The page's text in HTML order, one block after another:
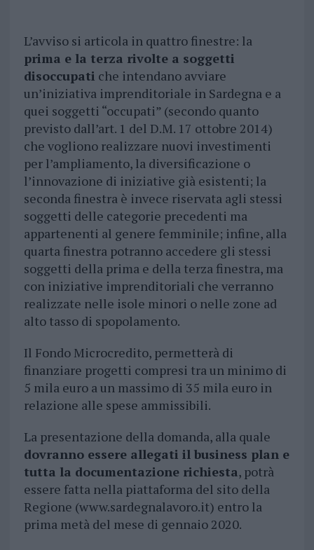
L’avviso si articola in quattro finestre: la
prima e la terza rivolte a soggetti
disoccupati che intendano avviare
un’iniziativa imprenditoriale in Sardegna e a
quei soggetti “occupati” (secondo quanto
previsto dall’art. 1 del D.M. 17 ottobre 2014)
che vogliono realizzare nuovi investimenti
per l’ampliamento, la diversificazione o
l’innovazione di iniziative già esistenti; la
seconda finestra è invece riservata agli stessi
soggetti delle categorie precedenti ma
appartenenti al genere femminile; infine, alla
quarta finestra potranno accedere gli stessi
soggetti della prima e della terza finestra, ma
con iniziative imprenditoriali che verranno
realizzate nelle isole minori o nelle zone ad
alto tasso di spopolamento.
Il Fondo Microcredito, permetterà di
finanziare progetti compresi tra un minimo di
5 mila euro a un massimo di 35 mila euro in
relazione alle spese ammissibili.
La presentazione della domanda, alla quale
dovranno essere allegati il business plan e
tutta la documentazione richiesta, potrà
essere fatta nella piattaforma del sito della
Regione (www.sardegnalavoro.it) entro la
prima metà del mese di gennaio 2020.